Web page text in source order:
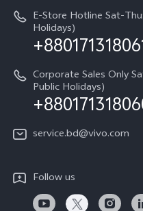
E-Store Hotline Sat-
Holidays)
Corporate Sales Only
Public Holidays)
service.bd@vivo.com
Follow us